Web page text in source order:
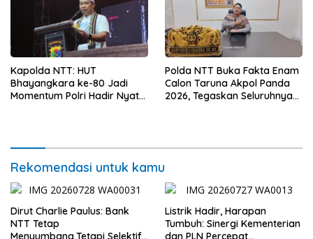
Kapolda NTT: HUT
Bhayangkara ke-80 Jadi
Momentum Polri Hadir Nyata
Polda NTT Buka Fakta Enam
Calon Taruna Akpol Panda
2026, Tegaskan Seluruhnya
Rekomendasi untuk kamu
Dirut Charlie Paulus: Bank
NTT Tetap
Menyumbang,Tetapi Selektif
Listrik Hadir, Harapan
Tumbuh: Sinergi Kementerian
dan PLN Percepat